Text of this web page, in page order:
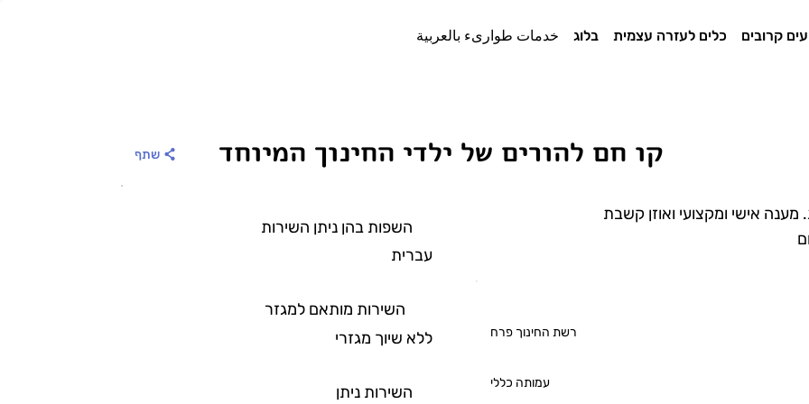
קרובים כלים לעזרה עצמית בלוג خدمات طوارىء بالعربية
קו חם להורים של ילדי החינוך המיוחד שתף
אישי ומקצועי ואוזן קשבת
רשת החינוך פרח
עמותה כללי
השפות בהן ניתן השירות
עברית
השירות מותאם למגזר
ללא שיוך מגזרי
השירות ניתן